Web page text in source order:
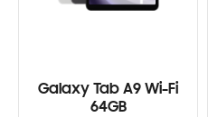
Galaxy Tab A9 Wi-Fi
64GB